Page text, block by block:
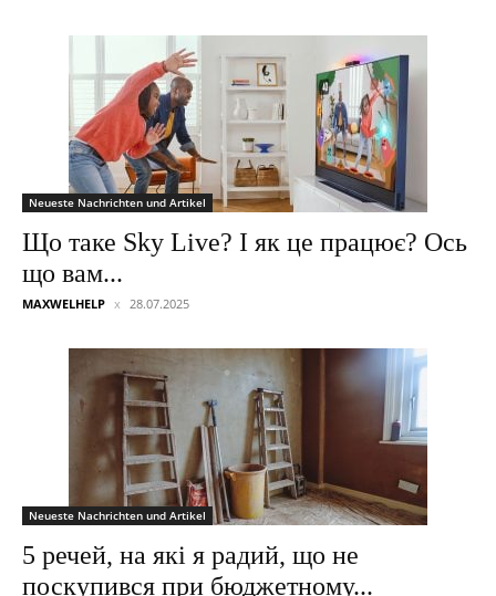
Neueste Nachrichten und Artikel
Що таке Sky Live? І як це працює? Ось
що вам...
MAXWELHELP 28.07.2025
Neueste Nachrichten und Artikel
5 речей, на які я радий, що не
поскупився при бюджетному...